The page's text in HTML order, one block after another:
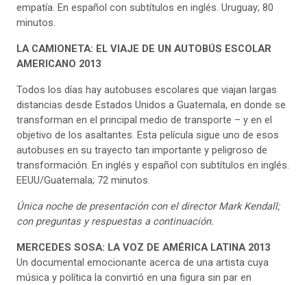
empatía. En español con subtítulos en inglés. Uruguay; 80
minutos.
LA CAMIONETA: EL VIAJE DE UN AUTOBÚS ESCOLAR
AMERICANO 2013
Todos los días hay autobuses escolares que viajan largas
distancias desde Estados Unidos a Guatemala, en donde se
transforman en el principal medio de transporte – y en el
objetivo de los asaltantes. Esta película sigue uno de esos
autobuses en su trayecto tan importante y peligroso de
transformación. En inglés y español con subtítulos en inglés.
EEUU/Guatemala; 72 minutos.
Única noche de presentación con el director Mark Kendall;
con preguntas y respuestas a continuación.
MERCEDES SOSA: LA VOZ DE AMÉRICA LATINA 2013
Un documental emocionante acerca de una artista cuya
música y política la convirtió en una figura sin par en